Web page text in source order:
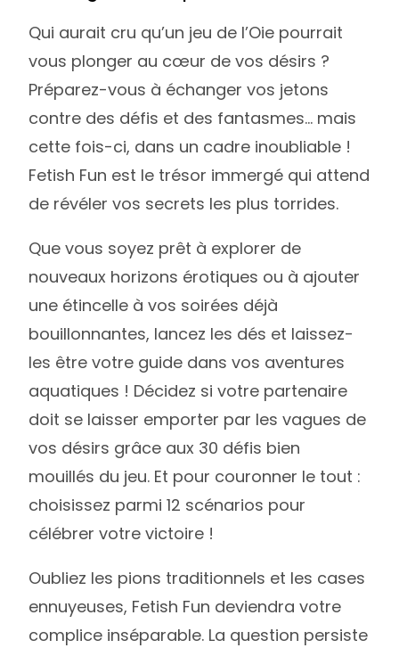
Qui aurait cru qu’un jeu de l’Oie pourrait
vous plonger au cœur de vos désirs ?
Préparez-vous à échanger vos jetons
contre des défis et des fantasmes… mais
cette fois-ci, dans un cadre inoubliable !
Fetish Fun est le trésor immergé qui attend
de révéler vos secrets les plus torrides.
Que vous soyez prêt à explorer de
nouveaux horizons érotiques ou à ajouter
une étincelle à vos soirées déjà
bouillonnantes, lancez les dés et laissez-
les être votre guide dans vos aventures
aquatiques ! Décidez si votre partenaire
doit se laisser emporter par les vagues de
vos désirs grâce aux 30 défis bien
mouillés du jeu. Et pour couronner le tout :
choisissez parmi 12 scénarios pour
célébrer votre victoire !
Oubliez les pions traditionnels et les cases
ennuyeuses, Fetish Fun deviendra votre
complice inséparable. La question persiste